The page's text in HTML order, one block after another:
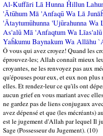
Al-Kuffāri Lā Hunna Ĥillun
'Ātūhum Mā 'Anfaqū Wa Lā
'Ātaytumūhunna 'Ujūrahunna
As'alū Mā 'Anfaqtum Wa
Yaĥkumu Baynakum Wa Allāhu
Ô vous qui avez croyez! Quand les
éprouvez-les; Allah connaît mieux
croyantes, ne les renvoyez pas aux
qu'épouses pour eux, et eux non
elles. Et rendez-leur ce qu'ils ont
aucun grief en vous mariant avec
ne gardez pas de liens conjugaux
avez dépensé et que (les mécréants)
est le jugement d'Allah par lequel Il
Sage (Possesseur du Jugement). (10)